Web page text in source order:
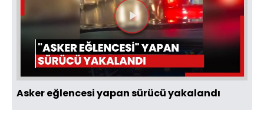
Videoyu
Oynat
Asker eğlencesi yapan sürücü yakalandı